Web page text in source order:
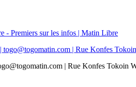
- Premiers sur les infos | Matin Libre
| Rue Konfes Tokoin